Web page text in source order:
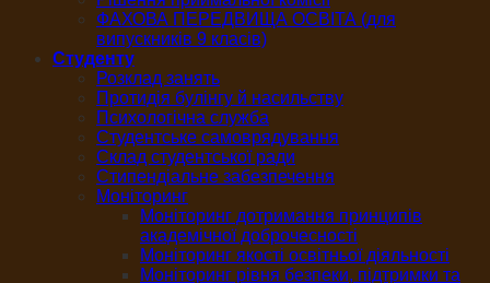
ФАХОВА ПЕРЕДВИЩА ОСВІТА (для
випускників 9 класів)
Студенту
Розклад занять
Протидія булінгу й насильству
Психологічна служба
Студентське самоврядування
Склад студентської ради
Стипендіальне забезпечення
Моніторинг
Моніторинг дотримання принципів
академічної доброчесності
Моніторинг якості освітньої діяльності
Моніторинг рівня безпеки, підтримки та